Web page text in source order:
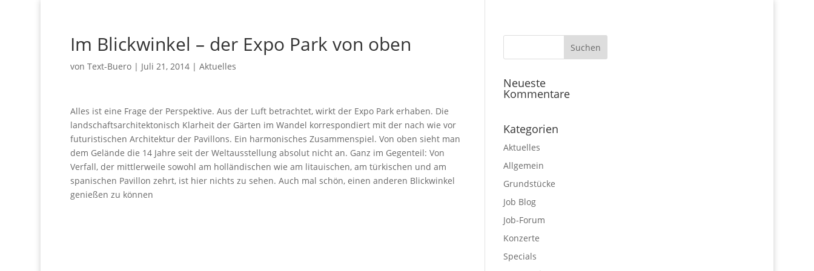
Im Blickwinkel – der Expo Park von oben
vonText-Buero | Juli 21, 2014 |Aktuelles
Alles ist eine Frage der Perspektive. Aus der Luft betrachtet, wirkt der Expo Park erhaben. Die
landschaftsarchitektonisch Klarheit der Gärten im Wandel korrespondiert mit der nach wie vor
futuristischen Architektur der Pavillons. Ein harmonisches Zusammenspiel. Von oben sieht man
dem Gelände die 14 Jahre seit der Weltausstellung absolut nicht an. Ganz im Gegenteil: Von
Verfall, der mittlerweile sowohl am holländischen wie am litauischen, am türkischen und am
spanischen Pavillon zehrt, ist hier nichts zu sehen. Auch mal schön, einen anderen Blickwinkel
genießen zu können
Neueste
Kommentare
Kategorien
Aktuelles
Allgemein
Grundstücke
Job Blog
Job-Forum
Konzerte
Specials